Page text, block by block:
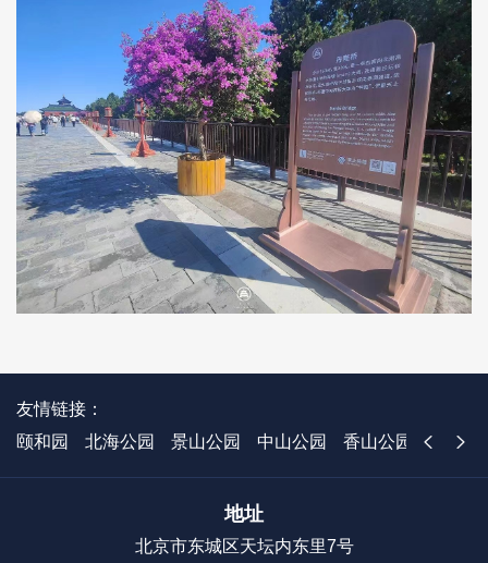
友情链接：
颐和园
北海公园 景山公园 中山公园 香山公园 国家植
地址
北京市东城区天坛内东里7号